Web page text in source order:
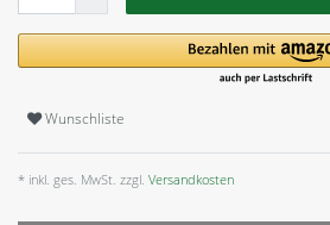
Wunschliste
* inkl. ges. MwSt. zzgl. Versandkosten